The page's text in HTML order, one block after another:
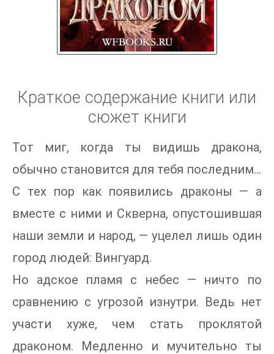
Краткое содержание книги или
сюжет книги
Тот миг, когда ты видишь дракона,
обычно становится для тебя последним…
С тех пор как появились драконы — а
вместе с ними и Скверна, опустошившая
наши земли и народ, — уцелел лишь один
город людей: Вингуард.
Но адское пламя с небес — ничто по
сравнению с угрозой изнутри. Ведь нет
участи хуже, чем стать проклятой
драконом. Медленно и мучительно ты